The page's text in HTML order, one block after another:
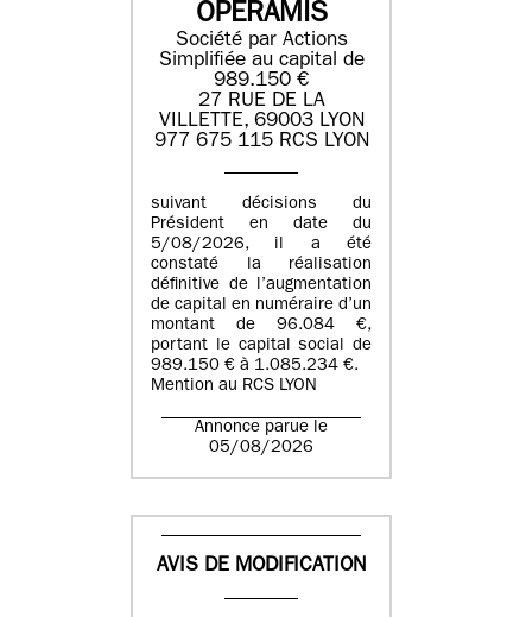
OPERAMIS
Société par Actions
Simplifiée au capital de
989.150 €
27 RUE DE LA
VILLETTE, 69003 LYON
977 675 115 RCS LYON
suivant décisions du
Président en date du
5/08/2026, il a été
constaté la réalisation
définitive de l’augmentation
de capital en numéraire d’un
montant de 96.084 €,
portant le capital social de
989.150 € à 1.085.234 €.
Mention au RCS LYON
Annonce parue le
05/08/2026
AVIS DE MODIFICATION